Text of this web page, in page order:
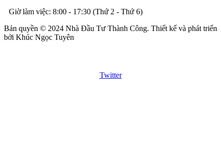
Giờ làm việc: 8:00 - 17:30 (Thứ 2 - Thứ 6)
Bản quyền © 2024 Nhà Đầu Tư Thành Công. Thiết kế và phát triển
bởi Khúc Ngọc Tuyên
Twitter